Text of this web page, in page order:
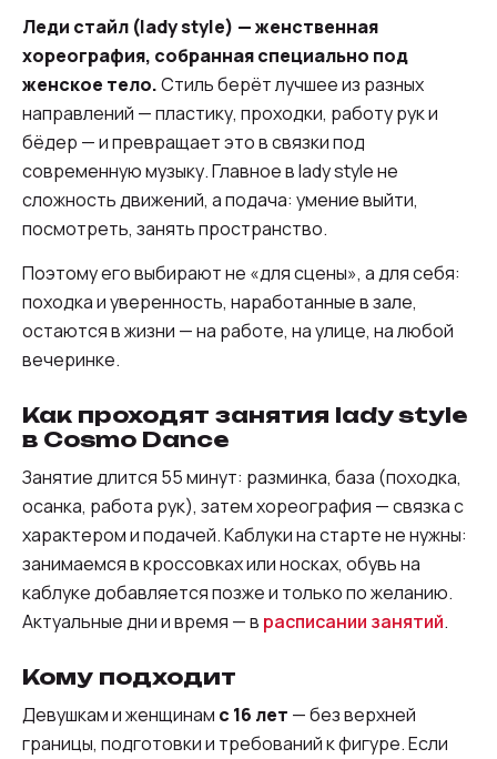
Леди стайл (lady style) — женственная
хореография, собранная специально под
женское тело.Стиль берёт лучшее из разных
направлений — пластику, проходки, работу рук и
бёдер — и превращает это в связки под
современную музыку. Главное в lady style не
сложность движений, а подача: умение выйти,
посмотреть, занять пространство.
Поэтому его выбирают не «для сцены», а для себя:
походка и уверенность, наработанные в зале,
остаются в жизни — на работе, на улице, на любой
вечеринке.
Как проходят занятия lady style
в Cosmo Dance
Занятие длится 55 минут: разминка, база (походка,
осанка, работа рук), затем хореография — связка с
характером и подачей. Каблуки на старте не нужны:
занимаемся в кроссовках или носках, обувь на
каблуке добавляется позже и только по желанию.
Актуальные дни и время — в расписании занятий.
Кому подходит
Девушкам и женщинам с 16 лет — без верхней
границы, подготовки и требований к фигуре. Если